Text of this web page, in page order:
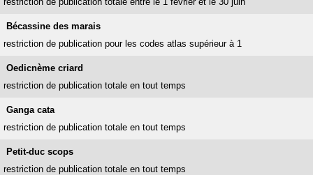
Bécassine des marais
restriction de publication pour les codes atlas supérieur à 1
Oedicnème criard
restriction de publication totale en tout temps
Ganga cata
restriction de publication totale en tout temps
Petit-duc scops
restriction de publication totale en tout temps